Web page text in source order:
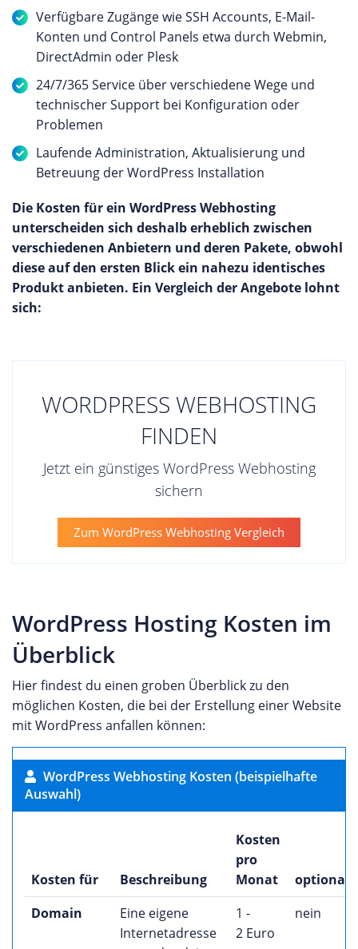
Verfügbare Zugänge wie SSH Accounts, E-Mail-
Konten und Control Panels etwa durch Webmin,
DirectAdmin oder Plesk
24/7/365 Service über verschiedene Wege und
technischer Support bei Konfiguration oder
Problemen
Laufende Administration, Aktualisierung und
Betreuung der WordPress Installation
Die Kosten für ein WordPress Webhosting
unterscheiden sich deshalb erheblich zwischen
verschiedenen Anbietern und deren Pakete, obwohl
diese auf den ersten Blick ein nahezu identisches
Produkt anbieten. Ein Vergleich der Angebote lohnt
sich:
WORDPRESS WEBHOSTING
FINDEN
Jetzt ein günstiges WordPress Webhosting
sichern
Zum WordPress Webhosting Vergleich
WordPress Hosting Kosten im
Überblick
Hier findest du einen groben Überblick zu den
möglichen Kosten, die bei der Erstellung einer Website
mit WordPress anfallen können:
WordPress Webhosting Kosten (beispielhafte
Auswahl)
Kosten für Beschreibung
Kosten
pro
Monat
optional?
Domain
Eine eigene
Internetadresse
1 -
2 Euro
nein